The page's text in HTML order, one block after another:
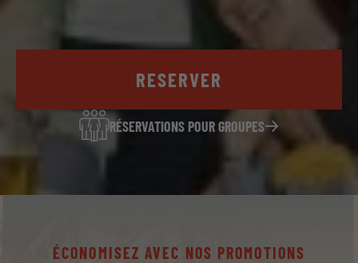
RESERVER
RÉSERVATIONS POUR GROUPES
ÉCONOMISEZ AVEC NOS PROMOTIONS